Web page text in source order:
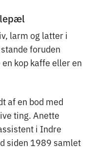
larm og latter i
foruden
kop kaffe eller en
af en bod med
ting. Anette
i Indre
siden 1989 samlet